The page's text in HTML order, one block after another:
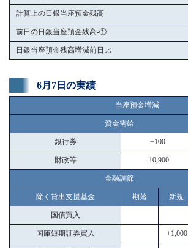
計算上の日銀当座預金残高
前日の日銀当座預金残高-①
日銀当座預金残高増減前日比
6月7日の実績
当座預金増減
資金需給
銀行券 +100
財政等 -10,900
金融調節
除く貸出支援基金 期落 新規
国債買入
国庫短期証券買入 +1,000